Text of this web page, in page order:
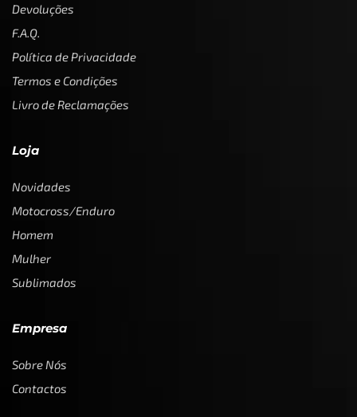
Devoluções
F.A.Q.
Política de Privacidade
Termos e Condições
Livro de Reclamações
Loja
Novidades
Motocross/Enduro
Homem
Mulher
Sublimados
Empresa
Sobre Nós
Contactos